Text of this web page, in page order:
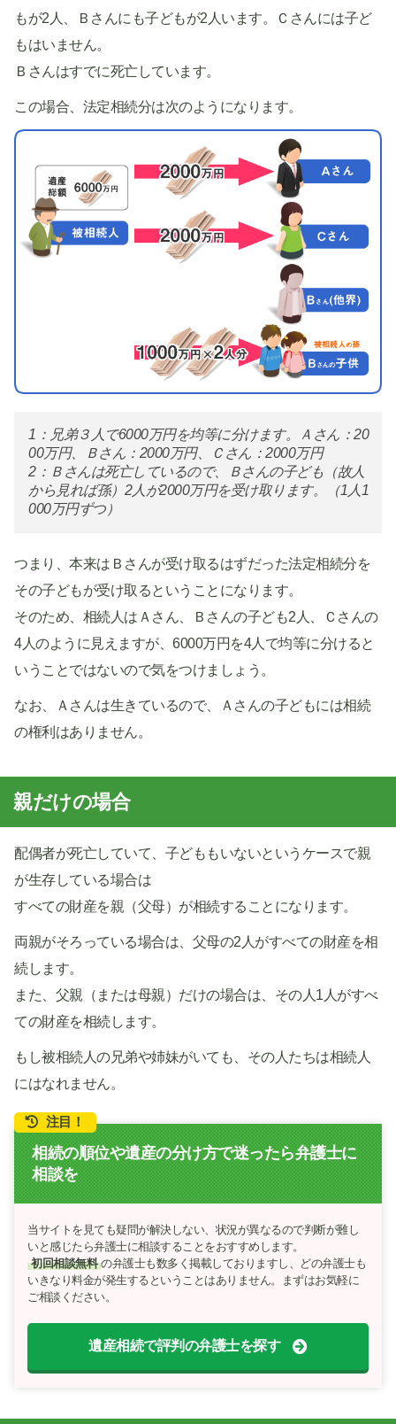
もが2人、Ｂさんにも子どもが2人います。Ｃさんには子ど
もはいません。
Ｂさんはすでに死亡しています。
この場合、法定相続分は次のようになります。
1：兄弟３人で6000万円を均等に分けます。Ａさん：20
00万円、Ｂさん：2000万円、Ｃさん：2000万円
2：Ｂさんは死亡しているので、Ｂさんの子ども（故人
から見れば孫）2人が2000万円を受け取ります。（1人1
000万円ずつ）
つまり、本来はＢさんが受け取るはずだった法定相続分を
その子どもが受け取るということになります。
そのため、相続人はＡさん、Ｂさんの子ども2人、Ｃさんの
4人のように見えますが、6000万円を4人で均等に分けると
いうことではないので気をつけましょう。
なお、Ａさんは生きているので、Ａさんの子どもには相続
の権利はありません。
親だけの場合
配偶者が死亡していて、子どももいないというケースで親
が生存している場合は
すべての財産を親（父母）が相続することになります。
両親がそろっている場合は、父母の2人がすべての財産を相
続します。
また、父親（または母親）だけの場合は、その人1人がすべ
ての財産を相続します。
もし被相続人の兄弟や姉妹がいても、その人たちは相続人
にはなれません。
注目！
相続の順位や遺産の分け方で迷ったら弁護士に
相談を
当サイトを見ても疑問が解決しない、状況が異なるので判断が難し
いと感じたら弁護士に相談することをおすすめします。
初回相談無料 の弁護士も数多く掲載しておりますし、どの弁護士も
いきなり料金が発生するということはありません。まずはお気軽に
ご相談ください。
遺産相続で評判の弁護士を探す